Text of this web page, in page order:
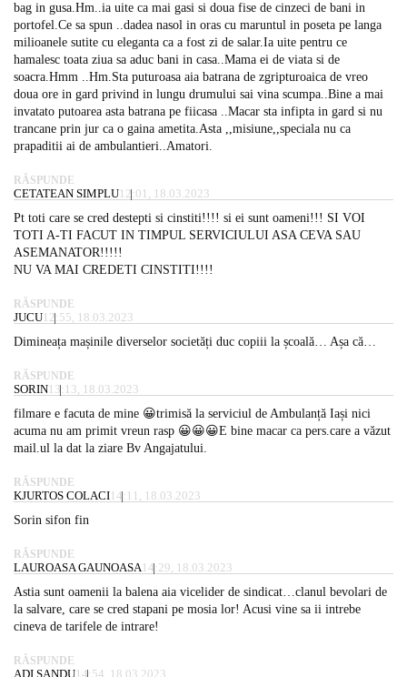
bag in gusa.Hm..ia uite ca mai gasi si doua fise de cinzeci de bani in
portofel.Ce sa spun ..dadea nasol in oras cu maruntul in poseta pe langa
milioanele sutite cu eleganta ca a fost zi de salar.Ia uite pentru ce
hamalesc toata ziua sa aduc bani in casa..Mama ei de viata si de
soacra.Hmm ..Hm.Sta puturoasa aia batrana de zgripturoaica de vreo
doua ore in gard privind in lungu drumului sai vina scumpa..Bine a mai
invatato putoarea asta batrana pe fiicasa ..Macar sta infipta in gard si nu
trancane prin jur ca o gaina ametita.Asta ,,misiune,,speciala nu ca
prapaditii ai de ambulantieri..Amatori.
RĂSPUNDE
CETATEAN SIMPLU12:01, 18.03.2023
Pt toti care se cred destepti si cinstiti!!!! si ei sunt oameni!!! SI VOI
TOTI A-TI FACUT IN TIMPUL SERVICIULUI ASA CEVA SAU
ASEMANATOR!!!!!
NU VA MAI CREDETI CINSTITI!!!!
RĂSPUNDE
JUCU12:55, 18.03.2023
Dimineața mașinile diverselor societăți duc copiii la școală… Așa că…
RĂSPUNDE
SORIN13:13, 18.03.2023
filmare e facuta de mine 😀trimisă la serviciul de Ambulanță Iași nici
acuma nu am primit vreun rasp 😀😀😀E bine macar ca pers.care a văzut
mail.ul la dat la ziare Bv Angajatului.
RĂSPUNDE
KJURTOS COLACI14:11, 18.03.2023
Sorin sifon fin
RĂSPUNDE
LAUROASA GAUNOASA14:29, 18.03.2023
Astia sunt oamenii la balena aia vicelider de sindicat…clanul bevolari de
la salvare, care se cred stapani pe mosia lor! Acusi vine sa ii intrebe
cineva de tarifele de intrare!
RĂSPUNDE
ADI SANDU14:54, 18.03.2023